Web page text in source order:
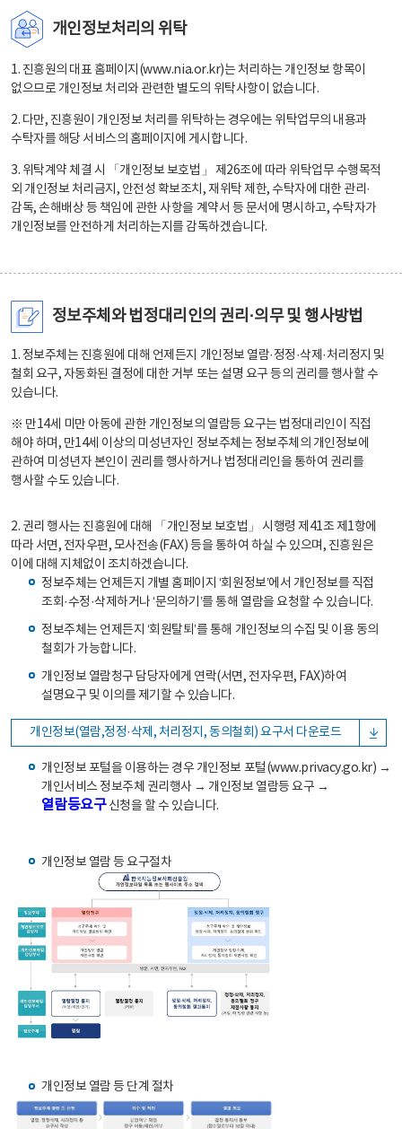
개인정보처리의 위탁
1. 진흥원의 대표 홈페이지(www.nia.or.kr)는 처리하는 개인정보 항목이
없으므로 개인정보 처리와 관련한 별도의 위탁사항이 없습니다.
2. 다만, 진흥원이 개인정보 처리를 위탁하는 경우에는 위탁업무의 내용과
수탁자를 해당 서비스의 홈페이지에 게시합니다.
3. 위탁계약 체결 시 「개인정보 보호법」 제26조에 따라 위탁업무 수행목적
외 개인정보 처리금지, 안전성 확보조치, 재위탁 제한, 수탁자에 대한 관리·
감독, 손해배상 등 책임에 관한 사항을 계약서 등 문서에 명시하고, 수탁자가
개인정보를 안전하게 처리하는지를 감독하겠습니다.
정보주체와 법정대리인의 권리·의무 및 행사방법
1. 정보주체는 진흥원에 대해 언제든지 개인정보 열람·정정·삭제·처리정지 및
철회 요구, 자동화된 결정에 대한 거부 또는 설명 요구 등의 권리를 행사할 수
있습니다.
※ 만14세 미만 아동에 관한 개인정보의 열람등 요구는 법정대리인이 직접
해야 하며, 만14세 이상의 미성년자인 정보주체는 정보주체의 개인정보에
관하여 미성년자 본인이 권리를 행사하거나 법정대리인을 통하여 권리를
행사할 수도 있습니다.
2. 권리 행사는 진흥원에 대해 「개인정보 보호법」 시행령 제41조 제1항에
따라 서면, 전자우편, 모사전송(FAX) 등을 통하여 하실 수 있으며, 진흥원은
이에 대해 지체없이 조치하겠습니다.
정보주체는 언제든지 개별 홈페이지 ‘회원정보’에서 개인정보를 직접
조회·수정·삭제하거나 ‘문의하기’를 통해 열람을 요청할 수 있습니다.
정보주체는 언제든지 ‘회원탈퇴’를 통해 개인정보의 수집 및 이용 동의
철회가 가능합니다.
개인정보 열람청구 담당자에게 연락(서면, 전자우편, FAX)하여
설명요구 및 이의를 제기할 수 있습니다.
개인정보(열람,정정·삭제, 처리정지, 동의철회) 요구서 다운로드
개인정보 포털을 이용하는 경우 개인정보 포털(www.privacy.go.kr) →
개인서비스 정보주체 권리행사 → 개인정보 열람등 요구 →
열람등요구신청을 할 수 있습니다.
개인정보 열람 등 요구절차
개인정보 열람 등 단계 절차